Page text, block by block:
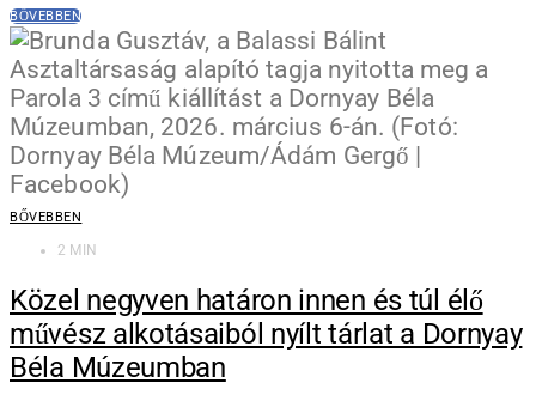
BŐVEBBEN
BŐVEBBEN
2 MIN
Közel negyven határon innen és túl élő
művész alkotásaiból nyílt tárlat a Dornyay
Béla Múzeumban